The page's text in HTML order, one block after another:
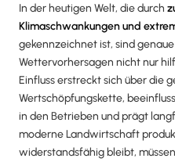
In der heutigen Welt, die durch
Klimaschwankungen und
gekennzeichnet ist, sind
Wettervorhersagen nicht nur
Einfluss erstreckt sich über die
Wertschöpfungskette,
in den Betrieben und prägt
moderne Landwirtschaft
widerstandsfähig bleibt,